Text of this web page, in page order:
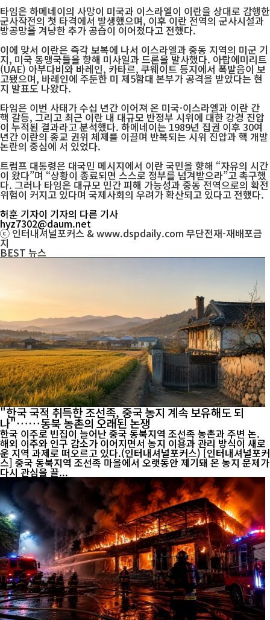
타임은 하메네이의 사망이 미국과 이스라엘이 이란을 상대로 감행한
군사작전의 첫 타격에서 발생했으며, 이후 이란 전역의 군사시설과
방공망을 겨냥한 추가 공습이 이어졌다고 전했다.
이에 맞서 이란은 즉각 보복에 나서 이스라엘과 중동 지역의 미군 기
지, 미국 동맹국들을 향해 미사일과 드론을 발사했다. 아랍에미리트
(UAE) 아부다비와 바레인, 카타르, 쿠웨이트 등지에서 폭발음이 보
고됐으며, 바레인에 주둔한 미 제5함대 본부가 공격을 받았다는 현
지 발표도 나왔다.
타임은 이번 사태가 수십 년간 이어져 온 미국·이스라엘과 이란 간
핵 갈등, 그리고 최근 이란 내 대규모 반정부 시위에 대한 강경 진압
이 누적된 결과라고 분석했다. 하메네이는 1989년 집권 이후 30여
년간 이란의 종교 권위 체제를 이끌며 반복되는 시위 진압과 핵 개발
논란의 중심에 서 있었다.
트럼프 대통령은 대국민 메시지에서 이란 국민을 향해 “자유의 시간
이 왔다”며 “상황이 종료되면 스스로 정부를 넘겨받으라”고 촉구했
다. 그러나 타임은 대규모 민간 피해 가능성과 중동 전역으로의 확전
위험이 커지고 있다며 국제사회의 우려가 확산되고 있다고 전했다.
허훈 기자이 기자의 다른 기사
hyz7302@daum.net
ⓒ 인터내셔널포커스 & www.dspdaily.com 무단전재-재배포금
지
BEST 뉴스
"한국 국적 취득한 조선족, 중국 농지 계속 보유해도 되
나"……동북 농촌의 오래된 논쟁
한국 이주로 빈집이 늘어난 중국 동북지역 조선족 농촌과 주변 논.
해외 이주와 인구 감소가 이어지면서 농지 이용과 관리 방식이 새로
운 지역 과제로 떠오르고 있다.(인터내셔널포커스) [인터내셔널포커
스] 중국 동북지역 조선족 마을에서 오랫동안 제기돼 온 농지 문제가
다시 관심을 끌...